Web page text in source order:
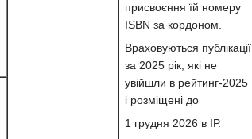
присвоєння їй номеру
ISBN за кордоном.
Враховуються публікації
за 2025 рік, які не
увійшли в рейтинг-2025
і розміщені до
1 грудня 2026 в ІР.